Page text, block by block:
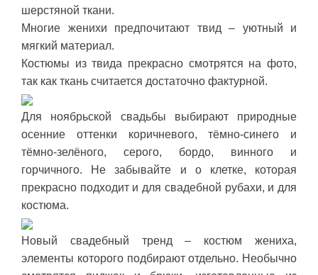
шерстяной ткани.
Многие женихи предпочитают твид – уютный и
мягкий материал.
Костюмы из твида прекрасно смотрятся на фото,
так как ткань считается достаточно фактурной.
Для ноябрьской свадьбы выбирают природные
осенние оттенки коричневого, тёмно-синего и
тёмно-зелёного, серого, бордо, винного и
горчичного. Не забывайте и о клетке, которая
прекрасно подходит и для свадебной рубахи, и для
костюма.
Новый свадебный тренд – костюм жениха,
элементы которого подбирают отдельно. Необычно